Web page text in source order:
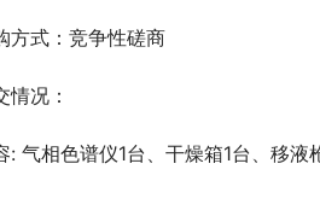
方式：竞争性磋商
情况：
: 气相色谱仪1台、干燥箱1台、移